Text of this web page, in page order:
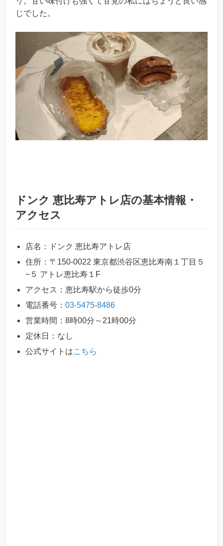
じでした。
ドンク 恵比寿アトレ店の基本情報・
アクセス
店名：ドンク 恵比寿アトレ店
住所：〒150-0022 東京都渋谷区恵比寿南１丁目５
−５ アトレ恵比寿１F
アクセス：恵比寿駅から徒歩0分
電話番号： 03-5475-8486
営業時間：8時00分～21時00分
定休日：なし
公式サイトはこちら